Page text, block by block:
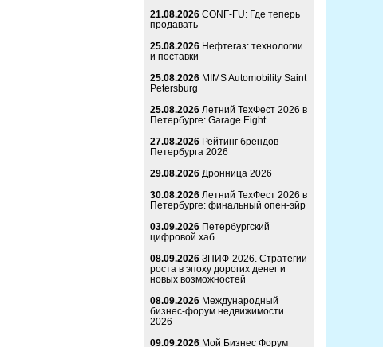
21.08.2026 CONF-FU: Где теперь
продавать
25.08.2026 Нефтегаз: технологии
и поставки
25.08.2026 MIMS Automobility Saint
Petersburg
25.08.2026 Летний ТехФест 2026 в
Петербурге: Garage Eight
27.08.2026 Рейтинг брендов
Петербурга 2026
29.08.2026 Дронница 2026
30.08.2026 Летний ТехФест 2026 в
Петербурге: финальный опен-эйр
03.09.2026 Петербургский
цифровой хаб
08.09.2026 ЗПИФ-2026. Стратегии
роста в эпоху дорогих денег и
новых возможностей
08.09.2026 Международный
бизнес-форум недвижимости
2026
09.09.2026 Мой Бизнес Форум